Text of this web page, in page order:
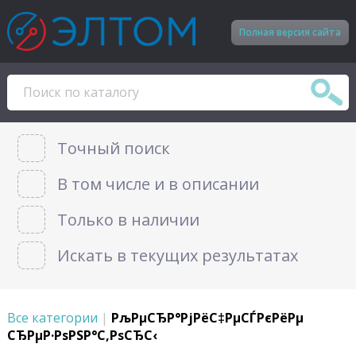
Полная версия сайта
Точный поиск
В том числе и в описании
Только в наличии
Искать в текущих результатах
Все категории | РљРµСЂР°РјРёС‡РµСЃРєРёРµ
СЂРµР·РѕРЅР°С‚РѕСЂС‹